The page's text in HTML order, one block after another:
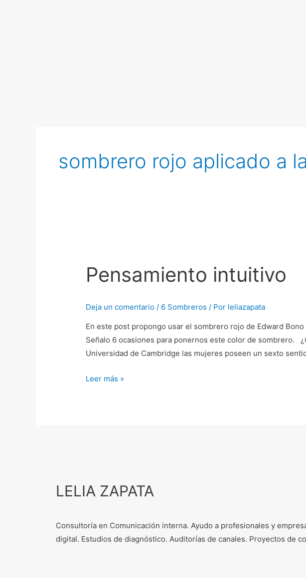
sombrero rojo aplicado a
Pensamiento intuitivo
Deja un comentario / 6 Sombreros / Por leliazapata
En este post propongo usar el sombrero rojo de Edward
Señalo 6 ocasiones para ponernos este color de sombrero.
Universidad de Cambridge las mujeres poseen un sexto
Leer más »
LELIA ZAPATA
Consultoría en Comunicación interna. Ayudo a profesionales y
digital. Estudios de diagnóstico. Auditorías de canales. Proyectos de